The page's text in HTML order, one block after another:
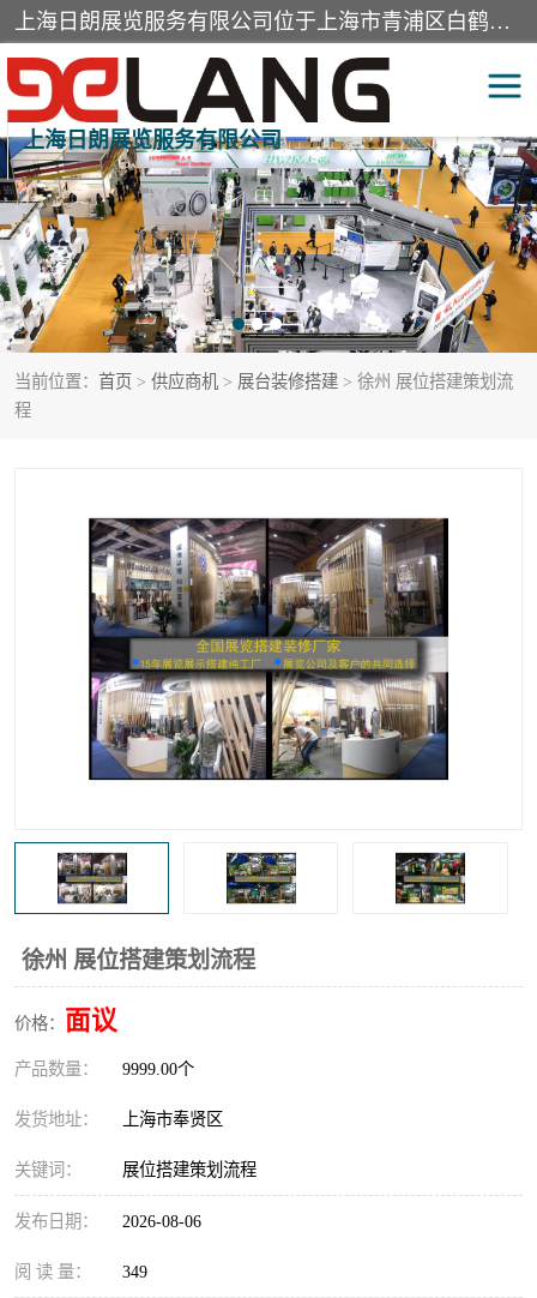
上海日朗展览服务有限公司位于上海市青浦区白鹤镇，营业范围有展览展示会务服务，室内装饰设计及施工，展示道具设计制作，舞台设计，图文设计，灯箱制作，园林绿化工程，广告装潢材料，建筑材料，办公用品，工艺礼品日用百货销售。
上海日朗展览服务有限公司
当前位置： 首页 > 供应商机 > 展台装修搭建 > 徐州 展位搭建策划流
程
徐州 展位搭建策划流程
价格： 面议
产品数量： 9999.00个
发货地址： 上海市奉贤区
关键词： 展位搭建策划流程
发布日期： 2026-08-06
阅 读 量： 349
展台装修搭建 活动会议执行
展厅装修 专柜制作
展会装修设计 展会搭建
活动策划 展会服务